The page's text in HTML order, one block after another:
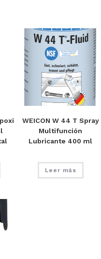
WEICON W 44 T Spray
Multifunción
Lubricante 400 ml
Leer más